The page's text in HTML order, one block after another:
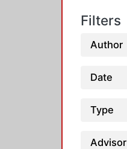
Filters
Author
Date
Type
Advisor